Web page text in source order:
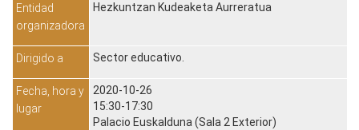
Entidad
organizadora
Hezkuntzan Kudeaketa Aurreratua
Dirigido a Sector educativo.
Fecha, hora y
lugar
2020-10-26
15:30-17:30
Palacio Euskalduna (Sala 2 Exterior)